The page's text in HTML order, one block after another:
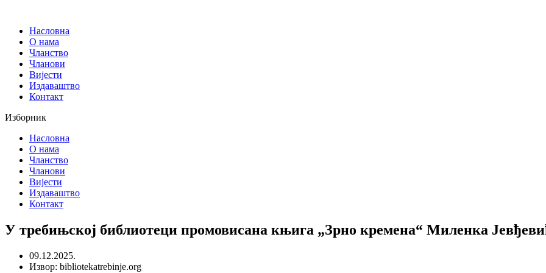
садржајНасловна
О нама
Чланство
Чланови
Вијести
Издаваштво
Контакт
Изборник
Насловна
О нама
Чланство
Чланови
Вијести
Издаваштво
Контакт
У требињској библиотеци промовисана књига „Зрно кремена“ Миленка
09.12.2025.
Извор: bibliotekatrebinje.org